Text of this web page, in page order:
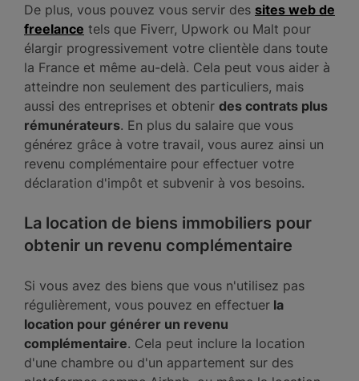
De plus, vous pouvez vous servir des sites web de
freelance tels que Fiverr, Upwork ou Malt pour
élargir progressivement votre clientèle dans toute
la France et même au-delà. Cela peut vous aider à
atteindre non seulement des particuliers, mais
aussi des entreprises et obtenir des contrats plus
rémunérateurs. En plus du salaire que vous
générez grâce à votre travail, vous aurez ainsi un
revenu complémentaire pour effectuer votre
déclaration d'impôt et subvenir à vos besoins.
La location de biens immobiliers pour
obtenir un revenu complémentaire
Si vous avez des biens que vous n'utilisez pas
régulièrement, vous pouvez en effectuer la
location pour générer un revenu
complémentaire. Cela peut inclure la location
d'une chambre ou d'un appartement sur des